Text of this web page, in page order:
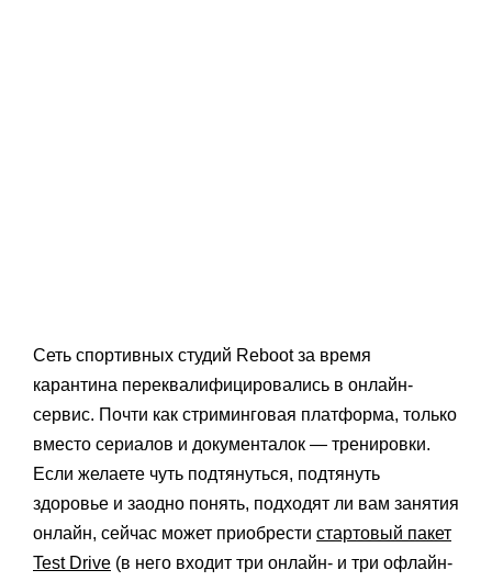
Сеть спортивных студий Reboot за время
карантина переквалифицировались в онлайн-
сервис. Почти как стриминговая платформа, только
вместо сериалов и документалок — тренировки.
Если желаете чуть подтянуться, подтянуть
здоровье и заодно понять, подходят ли вам занятия
онлайн, сейчас может приобрести стартовый пакет
Test Drive (в него входит три онлайн- и три офлайн-